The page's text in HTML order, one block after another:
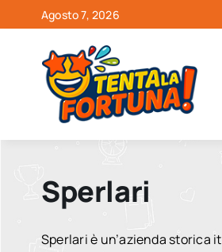
al
contenuto
Agosto 7, 2026
Sperlari
Sperlari è un’azienda storica